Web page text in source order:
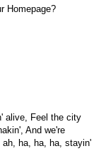
Homepage?
alive, Feel the city
And we're
ha, ha, ha, stayin'